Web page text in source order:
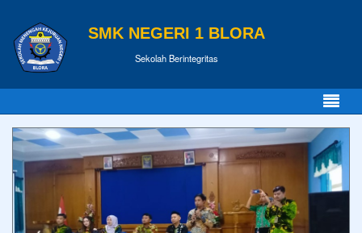
SMK NEGERI 1 BLORA
Sekolah Berintegritas